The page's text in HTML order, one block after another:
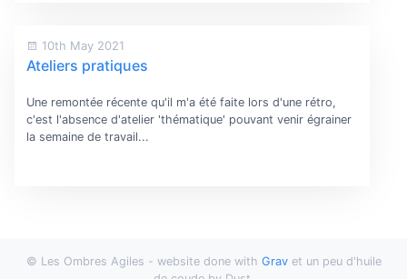
10th May 2021
Ateliers pratiques
Une remontée récente qu'il m'a été faite lors d'une rétro,
c'est l'absence d'atelier 'thématique' pouvant venir égrainer
la semaine de travail...
© Les Ombres Agiles - website done with Gravet un peu d'huile